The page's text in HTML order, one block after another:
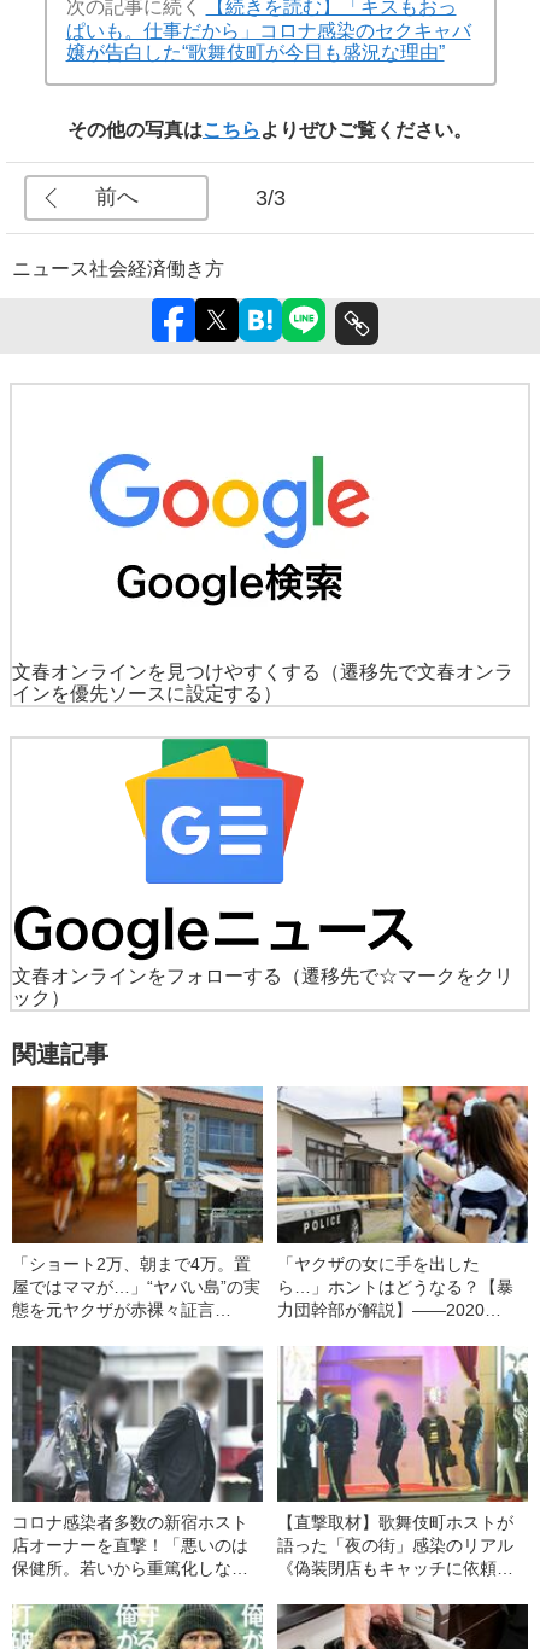
次の記事に続く
【続きを読む】「キスもおっ
ぱいも。仕事だから」コロナ感染のセクキャバ
嬢が告白した“歌舞伎町が今日も盛況な理由”
その他の写真はこちら よりぜひご覧ください。
前へ 3/3
ニュース社会経済働き方
文春オンラインを見つけやすくする
（遷移先で文春オンラ
インを優先ソースに設定する）
文春オンラインをフォローする
（遷移先で☆マークをクリ
ック）
関連記事
「ショート2万、朝まで4万。置
屋ではママが…」“ヤバい島”の実
態を元ヤクザが赤裸々証言
「ヤクザの女に手を出した
ら…」ホントはどうなる？【暴
力団幹部が解説】――2020
コロナ感染者多数の新宿ホスト
店オーナーを直撃！「悪いのは
保健所。若いから重篤化しな
【直撃取材】歌舞伎町ホストが
語った「夜の街」感染のリアル
《偽装閉店もキャッチに依頼し